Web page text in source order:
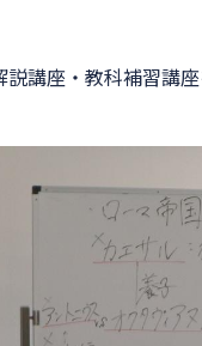
講座・教科補習講座